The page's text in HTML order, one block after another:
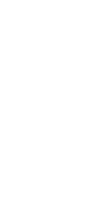
pun memberi
ternak mereka,
lalu berdoa
sesungguhnya
rezeki
Kemudian
itu datang
keadaan
bapaku
memberi
Musa datang